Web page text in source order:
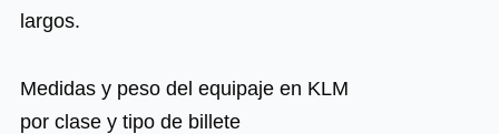
largos.
Medidas y peso del equipaje en KLM
por clase y tipo de billete